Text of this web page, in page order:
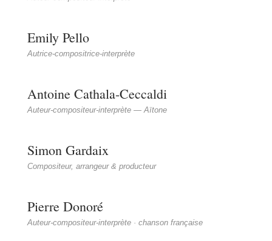
Emily Pello
Autrice-compositrice-interprète
Antoine Cathala-Ceccaldi
Auteur-compositeur-interprète — Aïtone
Simon Gardaix
Compositeur, arrangeur & producteur
Pierre Donoré
Auteur-compositeur-interprète · chanson française